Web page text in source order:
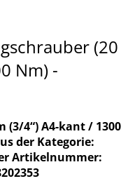
(20
Nm) -
4“) A4-kant / 1300
der Kategorie:
Artikelnummer: